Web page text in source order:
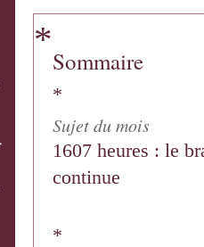
*
Sommaire
*
Sujet du mois
1607 heures : le
continue
*